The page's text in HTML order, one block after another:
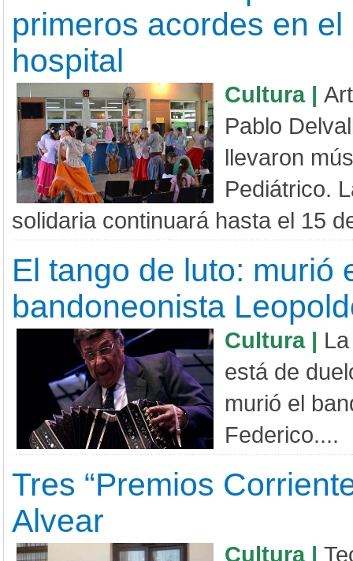
primeros acordes en el
hospital
Cultura |
Pablo
llevaron
Pediátrico.
solidaria continuará hasta el 15
El tango de luto: murió
bandoneonista
Cultura |
está de
murió el
Federico....
Tres “Premios
Alvear
Cultura |